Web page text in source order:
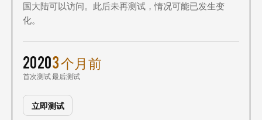
国大陆可以访问。此后未再测试，情况可能已发生变
化。
2020
首次测试
3 个月前
最后测试
立即测试